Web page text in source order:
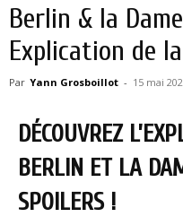
Berlin & la
Explication de
Par Yann Grosboillot - 15 mai
DÉCOUVREZ
BERLIN ET LA
SPOILERS !